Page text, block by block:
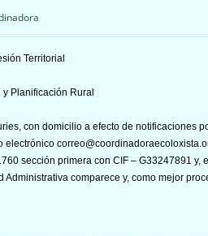
Territorial
Natural y Planificación Rural
con domicilio a efecto de notificaciones
electrónico
sección primera con CIF – G33247891
Administrativa comparece y, como mejor